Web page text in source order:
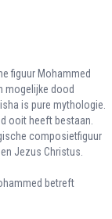
figuur Mohammed
mogelijke dood
is pure mythologie.
ooit heeft bestaan.
composietfiguur
Jezus Christus.
betreft